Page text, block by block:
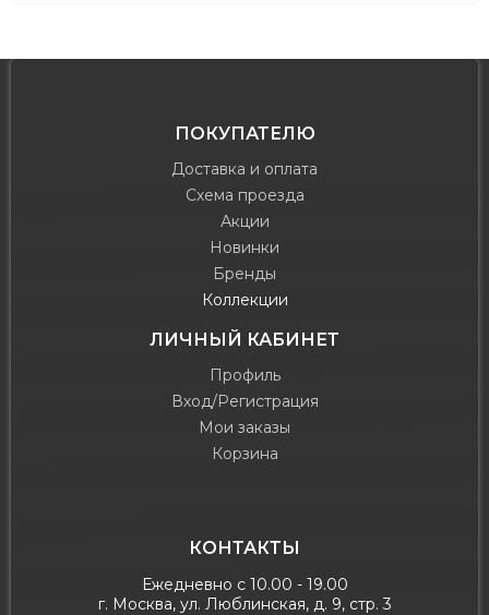
ПОКУПАТЕЛЮ
Доставка и оплата
Схема проезда
Акции
Новинки
Бренды
Коллекции
ЛИЧНЫЙ КАБИНЕТ
Профиль
Вход/Регистрация
Мои заказы
Корзина
КОНТАКТЫ
Ежедневно с 10.00 - 19.00
г. Москва, ул. Люблинская, д. 9, стр. 3